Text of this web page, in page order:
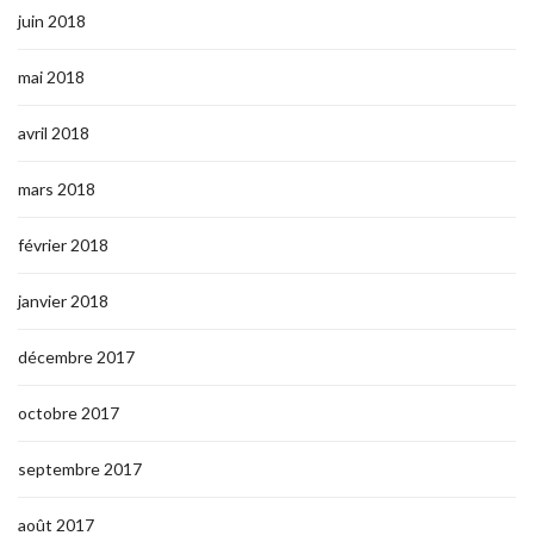
juin 2018
mai 2018
avril 2018
mars 2018
février 2018
janvier 2018
décembre 2017
octobre 2017
septembre 2017
août 2017